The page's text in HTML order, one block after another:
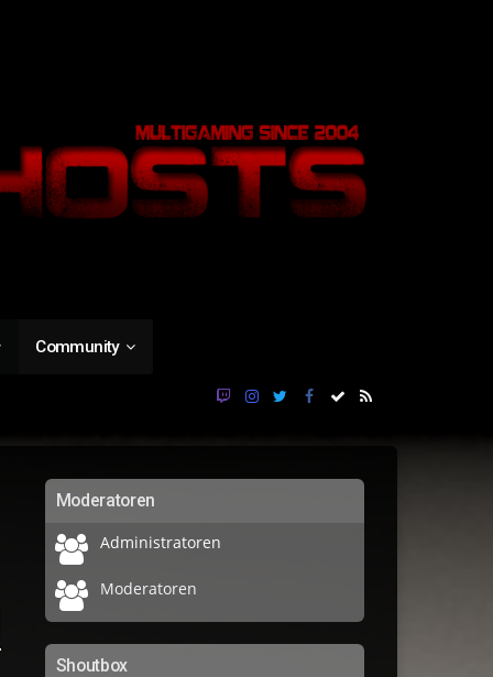
Community
Moderatoren
Administratoren
Moderatoren
Shoutbox